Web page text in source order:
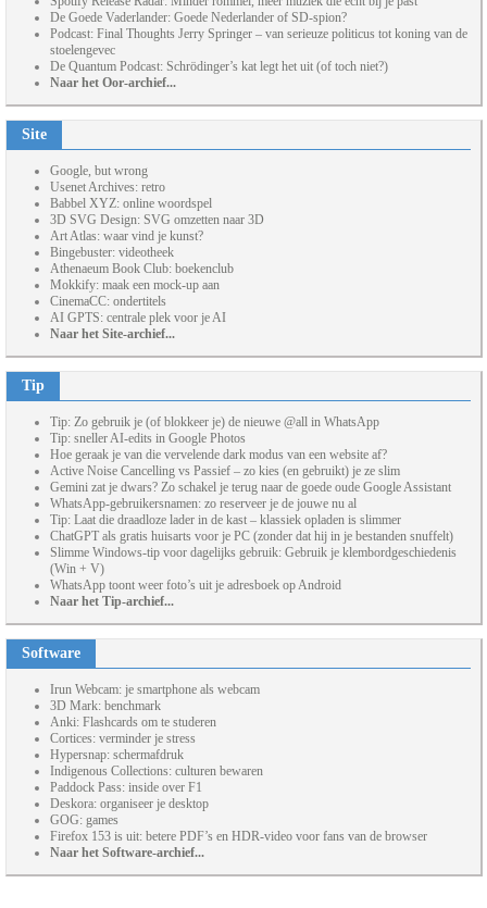
De Goede Vaderlander: Goede Nederlander of SD-spion?
Podcast: Final Thoughts Jerry Springer – van serieuze politicus tot koning van de
stoelengevec
De Quantum Podcast: Schrödinger’s kat legt het uit (of toch niet?)
Naar het Oor-archief...
Site
Google, but wrong
Usenet Archives: retro
Babbel XYZ: online woordspel
3D SVG Design: SVG omzetten naar 3D
Art Atlas: waar vind je kunst?
Bingebuster: videotheek
Athenaeum Book Club: boekenclub
Mokkify: maak een mock-up aan
CinemaCC: ondertitels
AI GPTS: centrale plek voor je AI
Naar het Site-archief...
Tip
Tip: Zo gebruik je (of blokkeer je) de nieuwe @all in WhatsApp
Tip: sneller AI-edits in Google Photos
Hoe geraak je van die vervelende dark modus van een website af?
Active Noise Cancelling vs Passief – zo kies (en gebruikt) je ze slim
Gemini zat je dwars? Zo schakel je terug naar de goede oude Google Assistant
WhatsApp-gebruikersnamen: zo reserveer je de jouwe nu al
Tip: Laat die draadloze lader in de kast – klassiek opladen is slimmer
ChatGPT als gratis huisarts voor je PC (zonder dat hij in je bestanden snuffelt)
Slimme Windows-tip voor dagelijks gebruik: Gebruik je klembordgeschiedenis
(Win + V)
WhatsApp toont weer foto’s uit je adresboek op Android
Naar het Tip-archief...
Software
Irun Webcam: je smartphone als webcam
3D Mark: benchmark
Anki: Flashcards om te studeren
Cortices: verminder je stress
Hypersnap: schermafdruk
Indigenous Collections: culturen bewaren
Paddock Pass: inside over F1
Deskora: organiseer je desktop
GOG: games
Firefox 153 is uit: betere PDF’s en HDR-video voor fans van de browser
Naar het Software-archief...